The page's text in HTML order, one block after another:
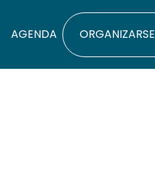
AGENDA ORGANIZARSE